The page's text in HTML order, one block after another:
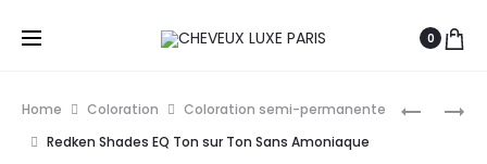
0
L’ORÉAL
XP100
Home Coloration
Coloration semi-permanente
Redken Shades EQ Ton sur Ton Sans Amoniaque